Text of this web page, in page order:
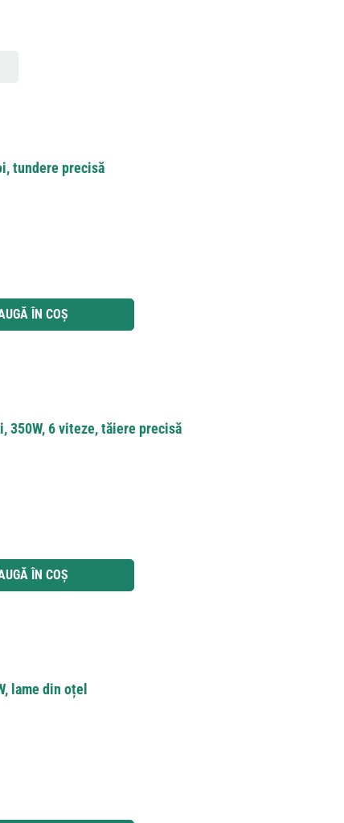
tundere precisă
butoanele pentru a mări sau micșora cantitatea.
ÎN COȘ
350W, 6 viteze, tăiere precisă
butoanele pentru a mări sau micșora cantitatea.
ÎN COȘ
lame din oțel